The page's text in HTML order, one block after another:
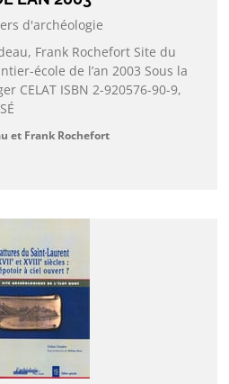
d'archéologie
Frank Rochefort Site du
école de l’an 2003 Sous la
CELAT ISBN 2-920576-90-9,
et Frank Rochefort